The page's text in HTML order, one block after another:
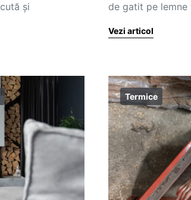
și
de gatit pe
Vezi articol
Termice